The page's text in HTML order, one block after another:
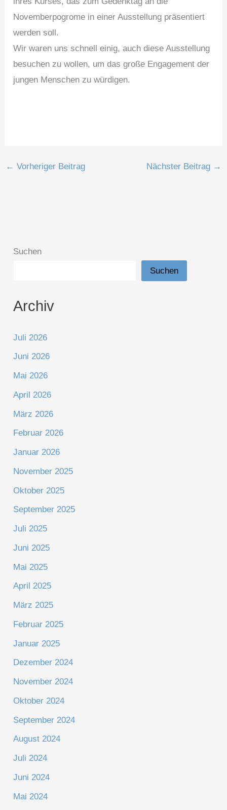
Novemberpogrome in einer Ausstellung präsentiert
werden soll.
Wir waren uns schnell einig, auch diese Ausstellung
besuchen zu wollen, um das große Engagement der
jungen Menschen zu würdigen.
← Vorheriger Beitrag Nächster Beitrag →
Suchen
Suchen
Archiv
Juli 2026
Juni 2026
Mai 2026
April 2026
März 2026
Februar 2026
Januar 2026
November 2025
Oktober 2025
September 2025
Juli 2025
Juni 2025
Mai 2025
April 2025
März 2025
Februar 2025
Januar 2025
Dezember 2024
November 2024
Oktober 2024
September 2024
August 2024
Juli 2024
Juni 2024
Mai 2024